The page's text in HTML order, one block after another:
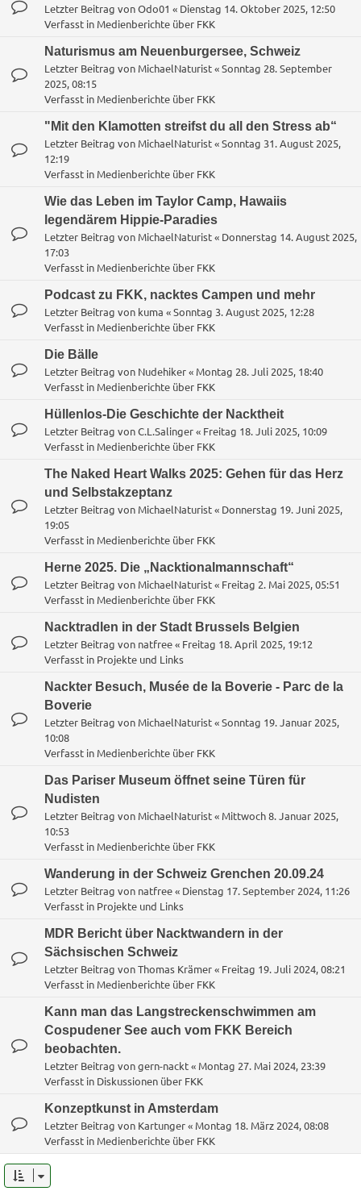
Letzter Beitrag vonOdo01 « Dienstag 14. Oktober 2025, 12:50
Verfasst in Medienberichte über FKK
Naturismus am Neuenburgersee, Schweiz
Letzter Beitrag von MichaelNaturist«Sonntag 28. September
2025, 08:15
Verfasst in Medienberichte über FKK
"Mit den Klamotten streifst du all den Stress ab“
Letzter Beitrag von MichaelNaturist«Sonntag 31. August 2025,
12:19
Verfasst in Medienberichte über FKK
Wie das Leben im Taylor Camp, Hawaiis
legendärem Hippie-Paradies
Letzter Beitrag von MichaelNaturist« Donnerstag 14. August 2025,
17:03
Verfasst in Medienberichte über FKK
Podcast zu FKK, nacktes Campen und mehr
Letzter Beitrag von kuma «Sonntag 3. August 2025, 12:28
Verfasst in Medienberichte über FKK
Die Bälle
Letzter Beitrag von Nudehiker« Montag 28. Juli 2025, 18:40
Verfasst in Medienberichte über FKK
Hüllenlos-Die Geschichte der Nacktheit
Letzter Beitrag vonC.L.Salinger« Freitag 18. Juli 2025, 10:09
Verfasst in Medienberichte über FKK
The Naked Heart Walks 2025: Gehen für das Herz
und Selbstakzeptanz
Letzter Beitrag von MichaelNaturist« Donnerstag 19. Juni 2025,
19:05
Verfasst in Medienberichte über FKK
Herne 2025. Die „Nacktionalmannschaft“
Letzter Beitrag von MichaelNaturist« Freitag 2. Mai 2025, 05:51
Verfasst in Medienberichte über FKK
Nacktradlen in der Stadt Brussels Belgien
Letzter Beitrag von natfree« Freitag 18. April 2025, 19:12
Verfasst in Projekte und Links
Nackter Besuch, Musée de la Boverie - Parc de la
Boverie
Letzter Beitrag von MichaelNaturist«Sonntag 19. Januar 2025,
10:08
Verfasst in Medienberichte über FKK
Das Pariser Museum öffnet seine Türen für
Nudisten
Letzter Beitrag von MichaelNaturist« Mittwoch 8. Januar 2025,
10:53
Verfasst in Medienberichte über FKK
Wanderung in der Schweiz Grenchen 20.09.24
Letzter Beitrag von natfree« Dienstag 17. September 2024, 11:26
Verfasst in Projekte und Links
MDR Bericht über Nacktwandern in der
Sächsischen Schweiz
Letzter Beitrag vonThomas Krämer« Freitag 19. Juli 2024, 08:21
Verfasst in Medienberichte über FKK
Kann man das Langstreckenschwimmen am
Cospudener See auch vom FKK Bereich
beobachten.
Letzter Beitrag vongern-nackt« Montag 27. Mai 2024, 23:39
Verfasst in Diskussionen über FKK
Konzeptkunst in Amsterdam
Letzter Beitrag von Kartunger« Montag 18. März 2024, 08:08
Verfasst in Medienberichte über FKK